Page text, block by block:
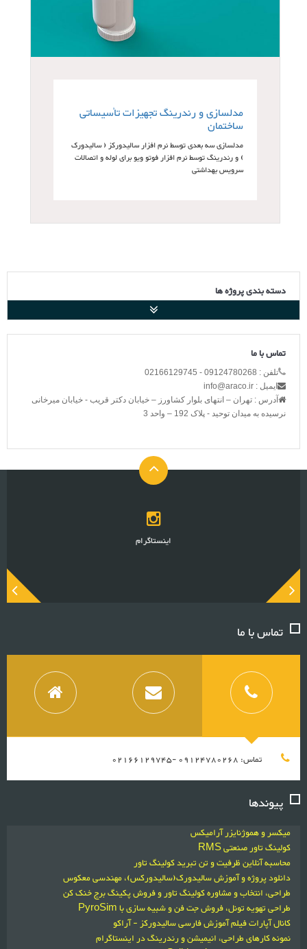
مدلسازی و رندرینگ تجهیزات تأسیساتی
ساختمان
مدلسازی سه بعدی توسط نرم افزار سالیدورکز ( سالیدورک
) و رندرینگ توسط نرم افزار فوتو ویو برای لوله و اتصالات
سرویس بهداشتی
دسته بندی پروژه ها
تماس با ما
تلفن : 09124780268 - 02166129745
ایمیل : info@araco.ir
آدرس : تهران – انتهای بلوار کشاورز – خیابان دکتر قریب - خیابان میرخانی
نرسیده به میدان توحید - پلاک 192 – واحد 3
اینستاگرام
تماس با ما
تماس: 09124780268 -02166129745
پیوندها
میکسر و هموژنایزر آرامیکس
کولینگ تاور صنعتی RMS
محاسبه آنلاین ظرفیت و تن تبرید کولینگ تاور
دانلود پروژه و آموزش سالیدورک(سالیدورکس)، مهندسی معکوس
طراحی، انتخاب و مشاوره کولینگ تاور و فروش پکینگ برج خنک کن
طراحی تهویه تونل، فروش جت فن و شبیه سازی با PyroSim
کانال آپارات فیلم آموزش فارسی سالیدورکز - آراکو
نمونه کارهای طراحی، انیمیشن و رندرینگ در اینستاگرام